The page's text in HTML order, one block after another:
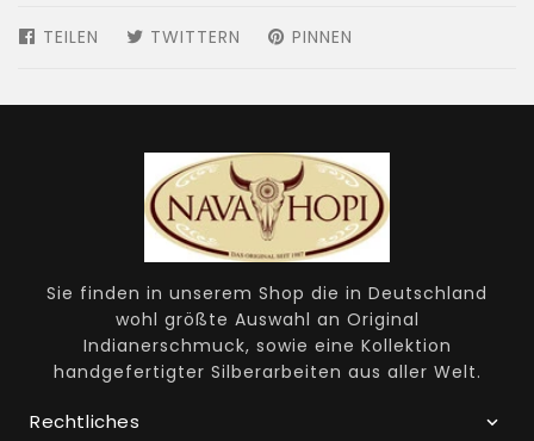
TEILEN AUF
TWITTERN AUF
PINNEN
Sie finden in unserem Shop die in Deutschland
wohl größte Auswahl an Original
Indianerschmuck, sowie eine Kollektion
handgefertigter Silberarbeiten aus aller Welt.
Rechtliches